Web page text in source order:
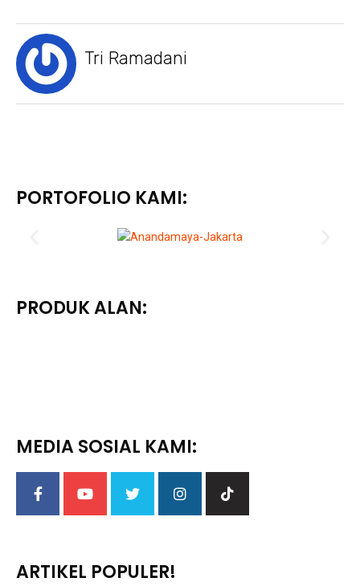
Tri Ramadani
PORTOFOLIO KAMI:
PRODUK ALAN:
MEDIA SOSIAL KAMI:
ARTIKEL POPULER!